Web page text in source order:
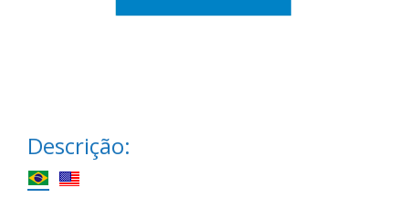
Descrição: